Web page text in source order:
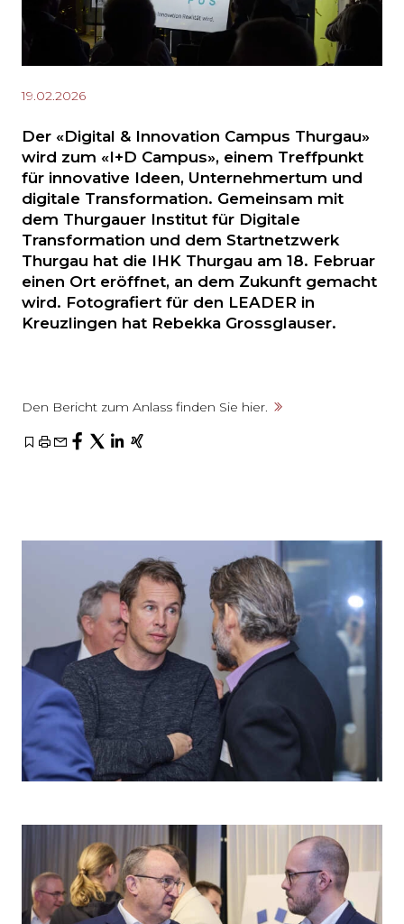
19.02.2026
Der «Digital & Innovation Campus Thurgau»
wird zum «I+D Campus», einem Treffpunkt
für innovative Ideen, Unternehmertum und
digitale Transformation. Gemeinsam mit
dem Thurgauer Institut für Digitale
Transformation und dem Startnetzwerk
Thurgau hat die IHK Thurgau am 18. Februar
einen Ort eröffnet, an dem Zukunft gemacht
wird. Fotografiert für den LEADER in
Kreuzlingen hat Rebekka Grossglauser.
Den Bericht zum Anlass finden Sie hier.